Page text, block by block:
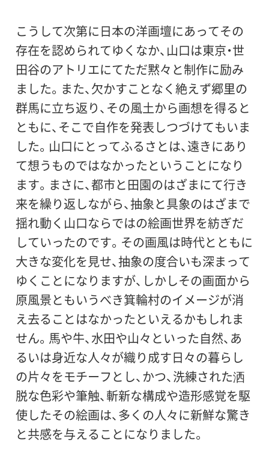
こうして次第に日本の洋画壇にあってその
存在を認められてゆくなか、山口は東京・世
田谷のアトリエにてただ黙々と制作に励み
ました。また、欠かすことなく絶えず郷里の
群馬に立ち返り、その風土から画想を得ると
ともに、そこで自作を発表しつづけてもいま
した。山口にとってふるさとは、遠きにあり
て想うものではなかったということになり
ます。まさに、都市と田園のはざまにて行き
来を繰り返しながら、抽象と具象のはざまで
揺れ動く山口ならではの絵画世界を紡ぎだ
していったのです。その画風は時代とともに
大きな変化を見せ、抽象の度合いも深まって
ゆくことになりますが、しかしその画面から
原風景ともいうべき箕輪村のイメージが消
え去ることはなかったといえるかもしれま
せん。馬や牛、水田や山々といった自然、あ
るいは身近な人々が織り成す日々の暮らし
の片々をモチーフとし、かつ、洗練された洒
脱な色彩や筆触、斬新な構成や造形感覚を駆
使したその絵画は、多くの人々に新鮮な驚き
と共感を与えることになりました。